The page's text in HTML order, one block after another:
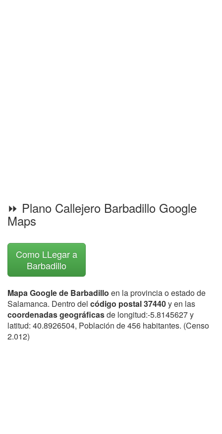
⏩ Plano Callejero Barbadillo Google
Maps
Como LLegar a
Barbadillo
Mapa Google de Barbadillo en la provincia o estado de
Salamanca. Dentro del código postal 37440y en las
coordenadas geográficasde longitud:-5.8145627 y
latitud: 40.8926504, Población de 456 habitantes. (Censo
2.012)